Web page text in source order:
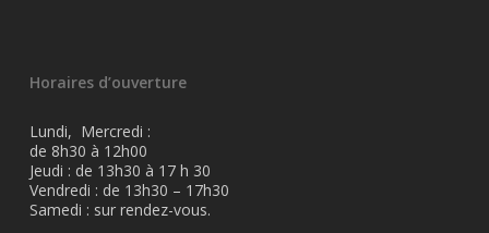
Horaires d’ouverture
Lundi, Mercredi :
de 8h30 à 12h00
Jeudi : de 13h30 à 17 h 30
Vendredi : de 13h30 – 17h30
Samedi : sur rendez-vous.